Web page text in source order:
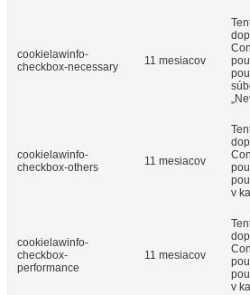
cookielawinfo-
checkbox-necessary
11 mesiacov
cookielawinfo-
checkbox-others
11 mesiacov
v
cookielawinfo-
checkbox-
performance
11 mesiacov
v